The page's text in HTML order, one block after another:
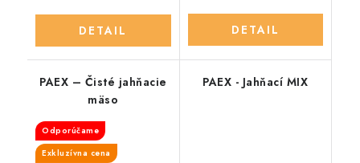
DETAIL DETAIL
PAEX – Čisté jahňacie
mäso
Odporúčame
Exkluzívna cena
PAEX - Jahňací MIX